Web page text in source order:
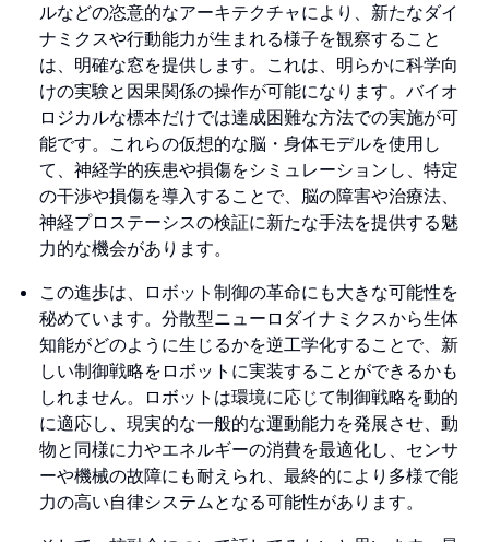
ルなどの恣意的なアーキテクチャにより、新たなダイ
ナミクスや行動能力が生まれる様子を観察すること
は、明確な窓を提供します。これは、明らかに科学向
けの実験と因果関係の操作が可能になります。バイオ
ロジカルな標本だけでは達成困難な方法での実施が可
能です。これらの仮想的な脳・身体モデルを使用し
て、神経学的疾患や損傷をシミュレーションし、特定
の干渉や損傷を導入することで、脳の障害や治療法、
神経プロステーシスの検証に新たな手法を提供する魅
力的な機会があります。
この進歩は、ロボット制御の革命にも大きな可能性を
秘めています。分散型ニューロダイナミクスから生体
知能がどのように生じるかを逆工学化することで、新
しい制御戦略をロボットに実装することができるかも
しれません。ロボットは環境に応じて制御戦略を動的
に適応し、現実的な一般的な運動能力を発展させ、動
物と同様に力やエネルギーの消費を最適化し、センサ
ーや機械の故障にも耐えられ、最終的により多様で能
力の高い自律システムとなる可能性があります。